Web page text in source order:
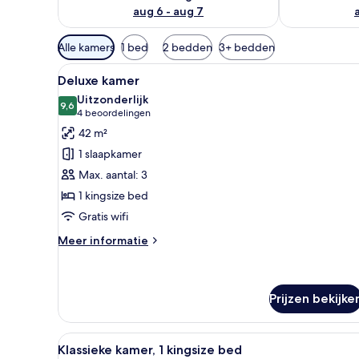
aug 6 - aug 7
Beschikbare
filters
voor
kamers
Alle kamers 1 bed 2 bedden 3+ bedden
Alle
foto's
voor
Deluxe
kamer
laden
Een hotelkamer met een
4
Deluxe kamer
9,69,6 van 10
Uitzonderlijk
4 beoordelingen
(4
beoordelingen)
42 m²
1 slaapkamer
Max. aantal: 3
1 kingsize bed
Gratis wifi
Meer informatie
Meer
Prijzen
Alle
Een hotelkamer met een
4
Klassieke kamer, 1 kingsize bed